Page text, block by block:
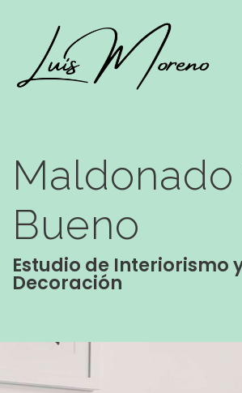
Bueno
Estudio de Interiorismo
Decoración